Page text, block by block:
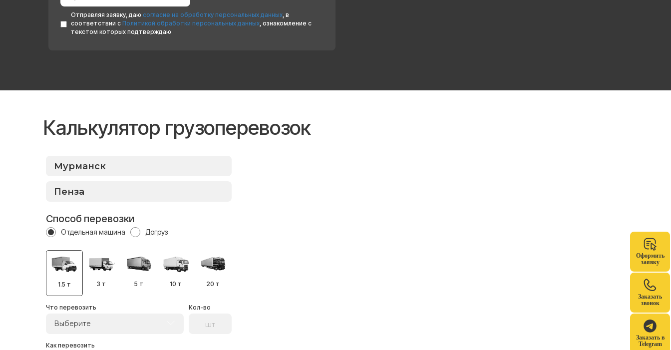
Оформить
заявку
Заказать
звонок
Заказать в
Telegram
Отправляя заявку, даю согласие на обработку персональных данных, в
соответствии с Политикой обработки персональных данных, ознакомление с
текстом которых подтверждаю
Калькулятор грузоперевозок
Способ перевозки
Отдельная машина Догруз
1.5 т 3 т 5 т 10 т 20 т
Что перевозить
Выберите
Кол-во
Как перевозить